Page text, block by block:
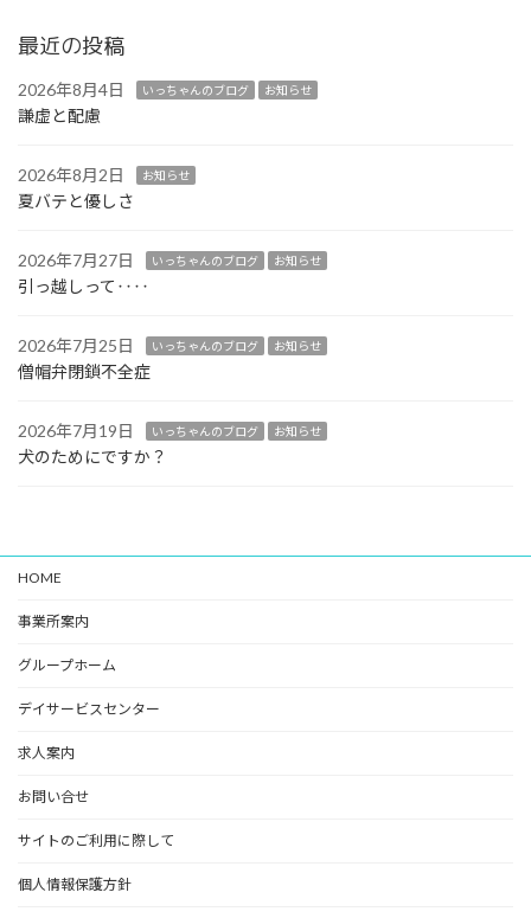
最近の投稿
2026年8月4日 いっちゃんのブログ お知らせ
謙虚と配慮
2026年8月2日 お知らせ
夏バテと優しさ
2026年7月27日 いっちゃんのブログ お知らせ
引っ越しって‥‥
2026年7月25日 いっちゃんのブログ お知らせ
僧帽弁閉鎖不全症
2026年7月19日 いっちゃんのブログ お知らせ
犬のためにですか？
HOME
事業所案内
グループホーム
デイサービスセンター
求人案内
お問い合せ
サイトのご利用に際して
個人情報保護方針